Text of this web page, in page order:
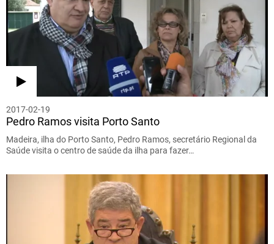
2017-02-19
Pedro Ramos visita Porto Santo
Madeira, ilha do Porto Santo, Pedro Ramos, secretário Regional da
Saúde visita o centro de saúde da ilha para fazer…